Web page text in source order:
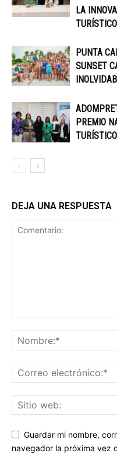
LA
TURÍSTICO
PUNTA
SUNSET
PREMIO
DEJA UNA RESPUESTA
Guardar mi nombre,
navegador la próxima vez